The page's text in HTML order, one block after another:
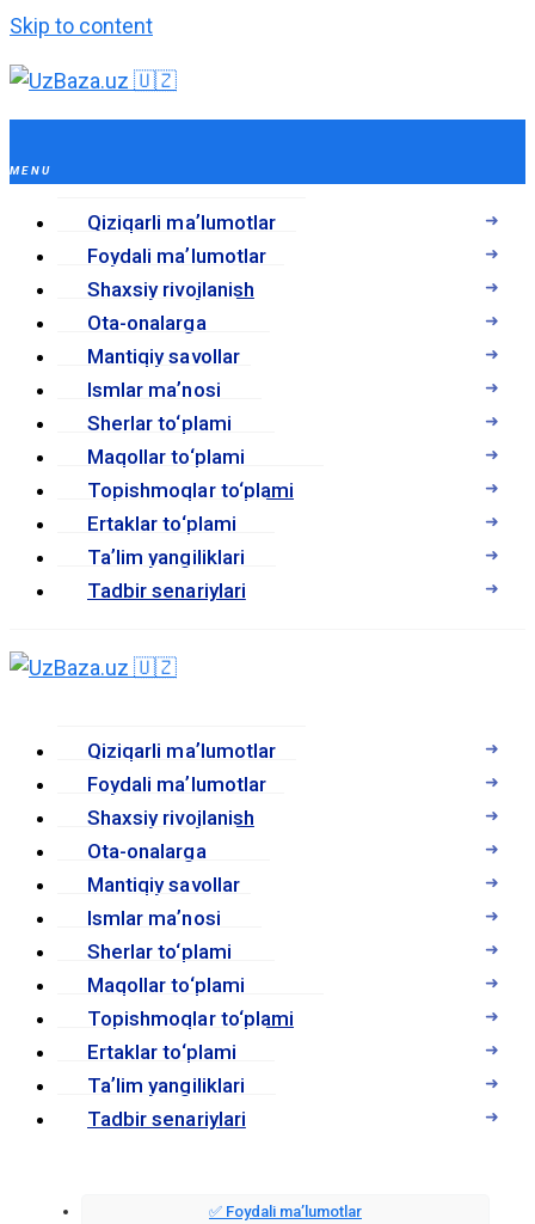
Skip to content
Qiziqarli maʼlumotlar
Foydali maʼlumotlar
Shaxsiy rivojlanish
Ota-onalarga
Mantiqiy savollar
Ismlar maʼnosi
Sherlar to‘plami
Maqollar to‘plami
Topishmoqlar to‘plami
Ertaklar to‘plami
Taʼlim yangiliklari
Tadbir senariylari
Qiziqarli maʼlumotlar
Foydali maʼlumotlar
Shaxsiy rivojlanish
Ota-onalarga
Mantiqiy savollar
Ismlar maʼnosi
Sherlar to‘plami
Maqollar to‘plami
Topishmoqlar to‘plami
Ertaklar to‘plami
Taʼlim yangiliklari
Tadbir senariylari
✅ Foydali maʼlumotlar